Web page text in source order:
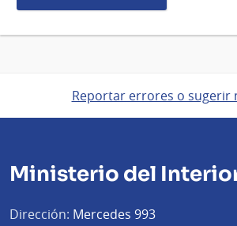
Reportar errores o sugerir
Ministerio del
Dirección: Mercedes 993